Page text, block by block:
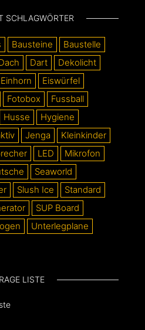
SCHLAGWÖRTER
Bausteine
Baustelle
Dart
Dekolicht
Einhorn
Eiswürfel
Fotobox
Fussball
Husse
Hygiene
Jenga
Kleinkinder
LED
Mikrofon
Seaworld
Slush Ice
Standard
SUP Board
Unterlegplane
LISTE